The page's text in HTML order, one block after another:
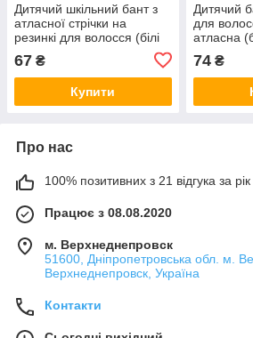
Дитячий шкільний бант з
атласної стрічки на
резинкі для волосся (білі
бантики ручної роботи в
школу канзаші для
дівчинки)
67 ₴
Купити
Дитячий
для
атласна
в школу
канзаші
74₴
Про нас
100% позитивних з 21 відгука за рік
Працює з 08.08.2020
м. Верхнеднепровск
51600, Дніпропетровська обл. м.
Верхнеднепровск, Україна
Контакти